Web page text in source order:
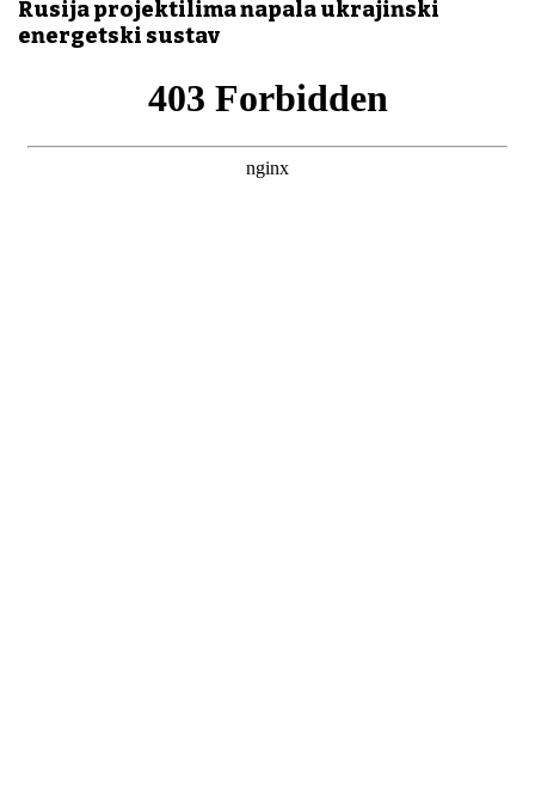
Rusija projektilima napala ukrajinski
energetski sustav